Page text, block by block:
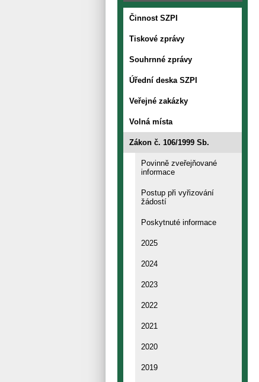
Činnost SZPI
Tiskové zprávy
Souhrnné zprávy
Úřední deska SZPI
Veřejné zakázky
Volná místa
Zákon č. 106/1999 Sb.
Povinně zveřejňované
informace
Postup při vyřizování
žádostí
Poskytnuté informace
2025
2024
2023
2022
2021
2020
2019